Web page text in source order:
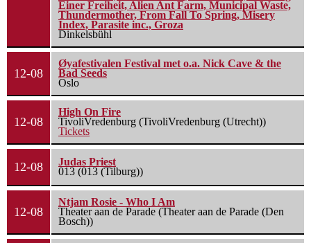
Einer Freiheit, Alien Ant Farm, Municipal Waste,
Thundermother, From Fall To Spring, Misery
Index, Parasite inc., Groza
Dinkelsbühl
12-08
Øyafestivalen Festival met o.a. Nick Cave & the
Bad Seeds
Oslo
12-08
High On Fire
TivoliVredenburg (TivoliVredenburg (Utrecht))
Tickets
12-08
Judas Priest
013 (013 (Tilburg))
12-08
Ntjam Rosie - Who I Am
Theater aan de Parade (Theater aan de Parade (Den
Bosch))